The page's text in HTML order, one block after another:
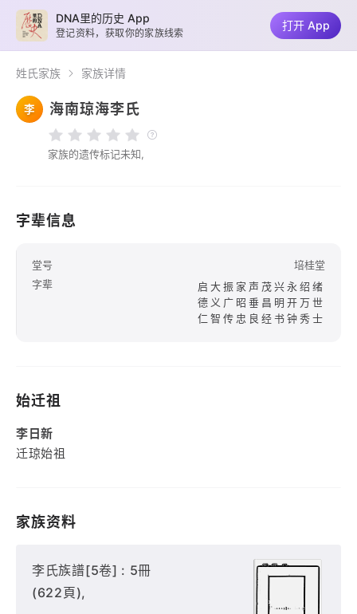
姓氏家族 家族详情
李 海南琼海李氏
家族的遗传标记未知,
字辈信息
堂号
培桂堂
字辈
启大振家声茂兴永绍绪
德义广昭垂昌明开万世
仁智传忠良经书钟秀士
始迁祖
李日新
迁琼始祖
家族资料
李氏族譜[5卷] : 5冊
(622頁),
DNA里的历史 App
登记资料，获取你的家族线索
打开 App